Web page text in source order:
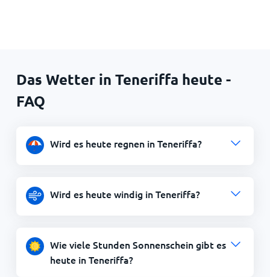
Das Wetter in Teneriffa heute -
FAQ
Wird es heute regnen in Teneriffa?
Wird es heute windig in Teneriffa?
Wie viele Stunden Sonnenschein gibt es
heute in Teneriffa?